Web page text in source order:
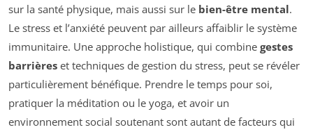
sur la santé physique, mais aussi sur le bien-être mental.
Le stress et l’anxiété peuvent par ailleurs affaiblir le système
immunitaire. Une approche holistique, qui combine gestes
barrières et techniques de gestion du stress, peut se révéler
particulièrement bénéfique. Prendre le temps pour soi,
pratiquer la méditation ou le yoga, et avoir un
environnement social soutenant sont autant de facteurs qui